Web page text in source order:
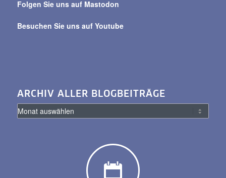
Folgen Sie uns auf Mastodon
Besuchen Sie uns auf Youtube
ARCHIV ALLER BLOGBEITRÄGE